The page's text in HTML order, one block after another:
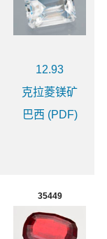
12.93
克拉菱镁矿
巴西 (PDF)
35449